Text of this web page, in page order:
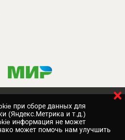
при сборе данных для
(Яндекс.Метрика и т.д.)
информация не может
может помочь нам улучшить